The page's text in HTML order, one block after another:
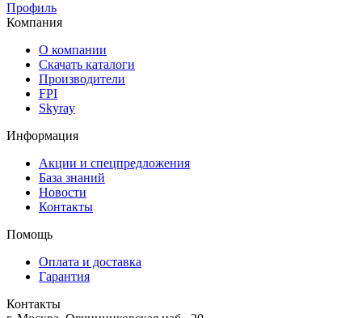
Профиль
Компания
О компании
Скачать каталоги
Производители
FPI
Skyray
Информация
Акции и спецпредложения
База знаний
Новости
Контакты
Помощь
Оплата и доставка
Гарантия
Контакты